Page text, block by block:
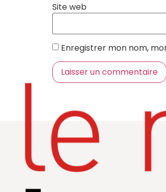
Site web
Enregistrer mon nom,